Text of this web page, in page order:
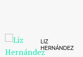
LIZ
HERNÁNDEZ